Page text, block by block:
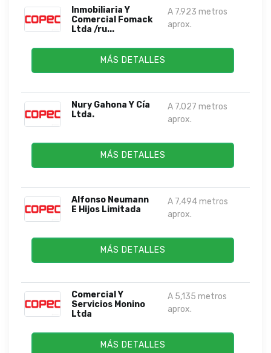
Inmobiliaria Y
Comercial Fomack
Ltda /ru...
A 7,923 metros
aprox.
MÁS DETALLES
Nury Gahona Y Cía
Ltda.
A 7,027 metros
aprox.
MÁS DETALLES
Alfonso Neumann
E Hijos Limitada
A 7,494 metros
aprox.
MÁS DETALLES
Comercial Y
Servicios Monino
Ltda
A 5,135 metros
aprox.
MÁS DETALLES